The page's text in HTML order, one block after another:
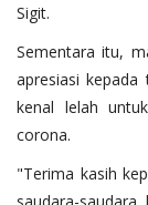
Sigit.
Sementara itu,
apresiasi
kenal lelah
corona.
"Terima kasih